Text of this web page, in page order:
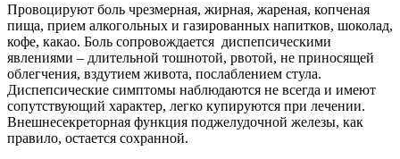
Провоцируют боль чрезмерная, жирная, жареная, копченая
пища, прием алкогольных и газированных напитков, шоколад,
кофе, какао. Боль сопровождается диспепсическими
явлениями – длительной тошнотой, рвотой, не приносящей
облегчения, вздутием живота, послаблением стула.
Диспепсические симптомы наблюдаются не всегда и имеют
сопутствующий характер, легко купируются при лечении.
Внешнесекреторная функция поджелудочной железы, как
правило, остается сохранной.